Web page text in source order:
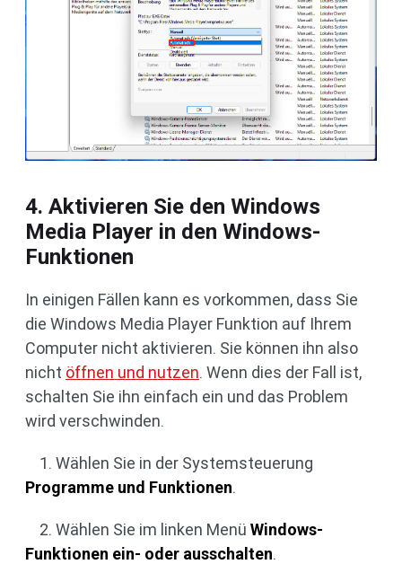
4. Aktivieren Sie den Windows
Media Player in den Windows-
Funktionen
In einigen Fällen kann es vorkommen, dass Sie
die Windows Media Player Funktion auf Ihrem
Computer nicht aktivieren. Sie können ihn also
nicht öffnen und nutzen. Wenn dies der Fall ist,
schalten Sie ihn einfach ein und das Problem
wird verschwinden.
1. Wählen Sie in der Systemsteuerung
Programme und Funktionen.
2. Wählen Sie im linken Menü Windows-
Funktionen ein- oder ausschalten.